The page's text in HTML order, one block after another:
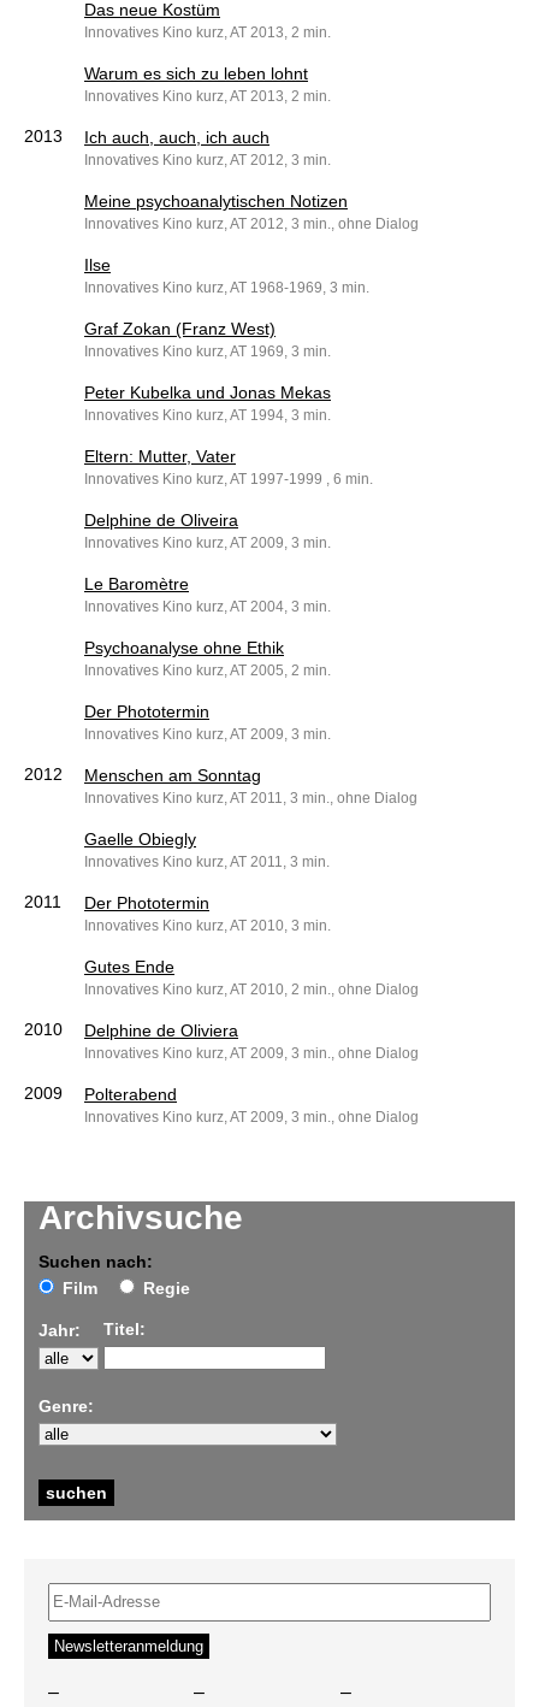
Archivsuche
Suchen nach:
Film
Regie
Jahr: Titel:
Genre:
Das neue Kostüm
Innovatives Kino kurz, AT 2013, 2 min.
Warum es sich zu leben lohnt
Innovatives Kino kurz, AT 2013, 2 min.
2013 Ich auch, auch, ich auch
Innovatives Kino kurz, AT 2012, 3 min.
Meine psychoanalytischen Notizen
Innovatives Kino kurz, AT 2012, 3 min., ohne Dialog
Ilse
Innovatives Kino kurz, AT 1968-1969, 3 min.
Graf Zokan (Franz West)
Innovatives Kino kurz, AT 1969, 3 min.
Peter Kubelka und Jonas Mekas
Innovatives Kino kurz, AT 1994, 3 min.
Eltern: Mutter, Vater
Innovatives Kino kurz, AT 1997-1999 , 6 min.
Delphine de Oliveira
Innovatives Kino kurz, AT 2009, 3 min.
Le Baromètre
Innovatives Kino kurz, AT 2004, 3 min.
Psychoanalyse ohne Ethik
Innovatives Kino kurz, AT 2005, 2 min.
Der Phototermin
Innovatives Kino kurz, AT 2009, 3 min.
2012 Menschen am Sonntag
Innovatives Kino kurz, AT 2011, 3 min., ohne Dialog
Gaelle Obiegly
Innovatives Kino kurz, AT 2011, 3 min.
2011 Der Phototermin
Innovatives Kino kurz, AT 2010, 3 min.
Gutes Ende
Innovatives Kino kurz, AT 2010, 2 min., ohne Dialog
2010 Delphine de Oliviera
Innovatives Kino kurz, AT 2009, 3 min., ohne Dialog
2009 Polterabend
Innovatives Kino kurz, AT 2009, 3 min., ohne Dialog
– – –